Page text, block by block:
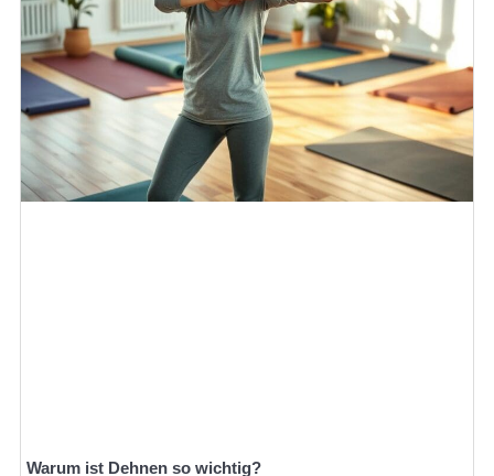
Warum ist Dehnen so wichtig?